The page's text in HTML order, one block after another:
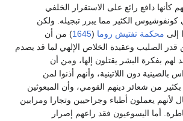
كأنها دافع رائع على الاستقرار الخلفي
كونفوشيوس الكثير مما يبرر تبجيله. ولكن
إلى محكمة تفتيش روما (
1645) من أن
الصليب وعقيدة الخلاص الإلهي لما قد يصدم
لهم بفكرة البشر يقتلون إلها، ومن أن
بالصينية دون اللاتينية، وأنهم أذنوا لمن
من شعائر دينهم القومي، وأن المبعوثين
لأنهم يعملون أطباء وجراحيين وتجارا ومرابين
أما اليسوعيون فقد راعهم إصرار